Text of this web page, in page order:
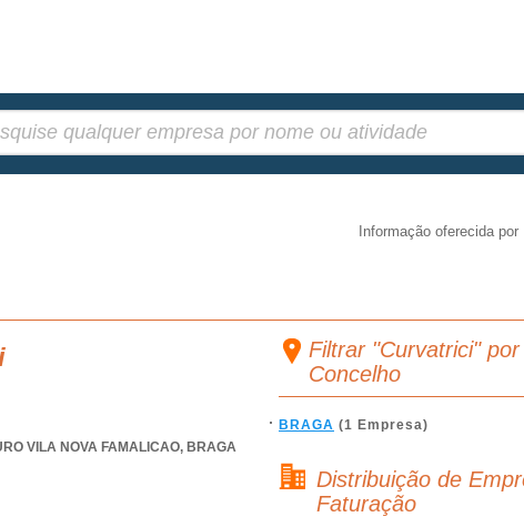
Informação oferecida por
VILA NOVA FAMALICAO, BRAGA
Filtrar "Curvatrici" por
Concelho
BRAGA (1 Empresa)
Distribuição de
Faturação